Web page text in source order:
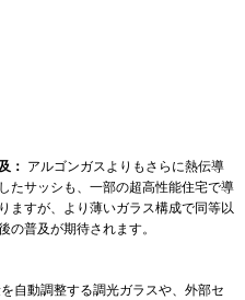
： アルゴンガスよりもさらに熱伝導
たサッシも、一部の超高性能住宅で導
ますが、より薄いガラス構成で同等以
の普及が期待されます。
自動調整する調光ガラスや、外部セ